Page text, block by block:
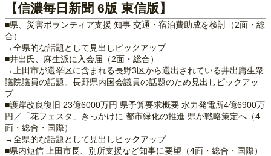
【信濃毎日新聞 6版 東信版】
■県、災害ボランティア支援 知事 交通・宿泊費助成を検討（2面・総
合）
→全県的な話題として見出しピックアップ
■井出氏、麻生派に入会届（2面・総合）
→上田市が選挙区に含まれる長野3区から選出されている井出庸生衆
議院議員の話題。長野県内国会議員の話題のため見出しピックアッ
プ
■護岸改良復旧 23億6000万円 県予算要求概要 水力発電所4億6900万
円／「花フェスタ」きっかけに 都市緑化の推進 県が戦略策定へ（4
面・総合・国際）
→全県的な話題として見出しピックアップ
■県内短信 上田市長、別所支援など知事に要望（4面・総合・国際）